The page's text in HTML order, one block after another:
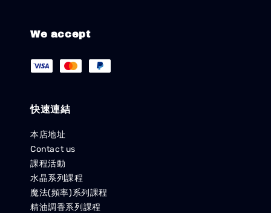
We accept
快速連結
本店地址
Contact us
課程活動
水晶系列課程
魔法(頻率)系列課程
精油調香系列課程